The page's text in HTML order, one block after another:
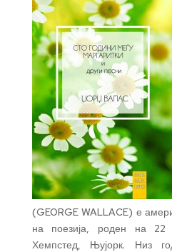
(GEORGE WALLACE) е
на поезија, роден на
Хемпстед, Њујорк. Низ